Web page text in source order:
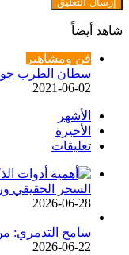
شاهد أيضاً
فن ومشاهير
سطان الطرب
2021-06-02
الأشهر
الأخيرة
تعليقات
السحر الحقيقي
2026-06-28
سامح التدمري:
2026-06-22